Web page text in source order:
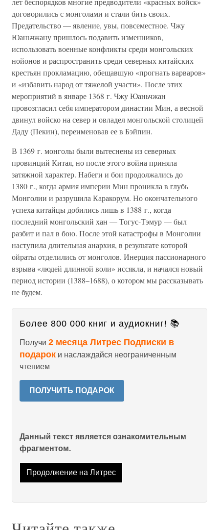
договорились с монголами и стали бить своих.
Предательство — явление, увы, повсеместное. Чжу
Юаньчжану пришлось подавить изменников,
использовать военные конфликты среди монгольских
нойонов и распространить среди северных китайских
крестьян прокламацию, обещавшую «прогнать варваров»
и «избавить народ от тяжелой участи». После этих
мероприятий в январе 1368 г. Чжу Юаньчжан
провозгласил себя императором династии Мин, а весной
двинул войско на север и овладел монгольской столицей
Даду (Пекин), переименовав ее в Бэйпин.
В 1369 г. монголы были вытеснены из северных
провинций Китая, но после этого война приняла
затяжной характер. Набеги и бои продолжались до
1380 г., когда армия империи Мин проникла в глубь
Монголии и разрушила Каракорум. Но окончательного
успеха китайцы добились лишь в 1388 г., когда
последний монгольский хан — Тогус-Тэмур — был
разбит и пал в бою. После этой катастрофы в Монголии
наступила длительная анархия, в результате которой
ойраты отделились от монголов. Инерция пассионарного
взрыва «людей длинной воли» иссякла, и начался новый
период истории (1388–1688), о котором мы рассказывать
не будем.
Более 800 000 книг и аудиокниг! 📚
Получи 2 месяца Литрес Подписки в
подарок и наслаждайся неограниченным
чтением
ПОЛУЧИТЬ ПОДАРОК
Данный текст является ознакомительным
фрагментом.
Продолжение на Литрес